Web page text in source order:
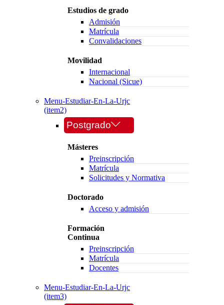
Estudios de grado
Admisión
Matrícula
Convalidaciones
Movilidad
Internacional
Nacional (Sicue)
Menu-Estudiar-En-La-Urjc
(item2)
Postgrado
Másteres
Preinscripción
Matrícula
Solicitudes y Normativa
Doctorado
Acceso y admisión
Formación
Continua
Preinscripción
Matrícula
Docentes
Menu-Estudiar-En-La-Urjc
(item3)